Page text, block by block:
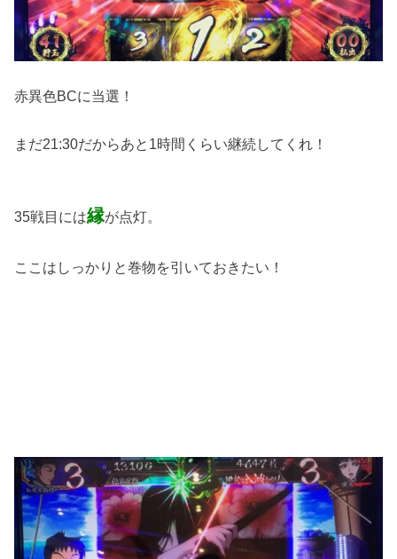
赤異色BCに当選！
まだ21:30だからあと1時間くらい継続してくれ！
35戦目には縁が点灯。
ここはしっかりと巻物を引いておきたい！